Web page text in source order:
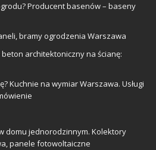
Producent basenów – baseny
bramy ogrodzenia Warszawa
architektoniczny na ścianę:
Kuchnie na wymiar Warszawa. Usługi
domu jednorodzinnym. Kolektory
panele fotowoltaiczne